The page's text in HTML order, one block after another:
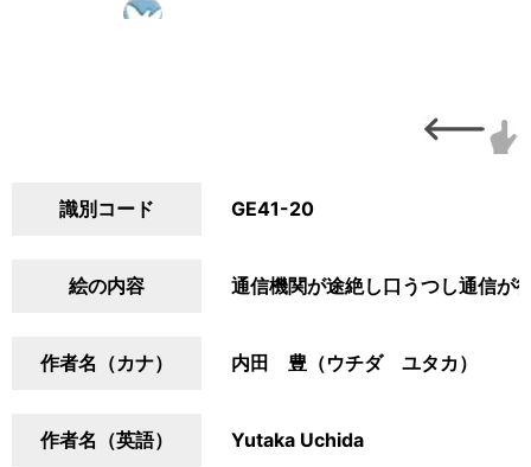
識別コード GE41-20
絵の内容 通信機関が途絶し口うつし通信が
作者名（カナ） 内田 豊（ウチダ ユタカ）
作者名（英語） Yutaka Uchida